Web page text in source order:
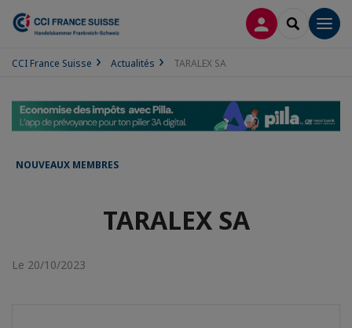
CONNEXION
CCI France Suisse Actualités TARALEX SA
NOUVEAUX MEMBRES
TARALEX SA
Le 20/10/2023